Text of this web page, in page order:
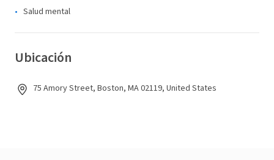
Salud mental
Ubicación
75 Amory Street, Boston, MA 02119, United States